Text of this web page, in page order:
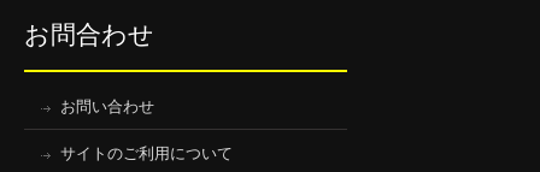
お問合わせ
お問い合わせ
サイトのご利用について